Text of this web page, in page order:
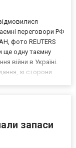
переговори РФ
фото REUTERS
ще одну таємну
війни в Україні.
зі сторони
запаси